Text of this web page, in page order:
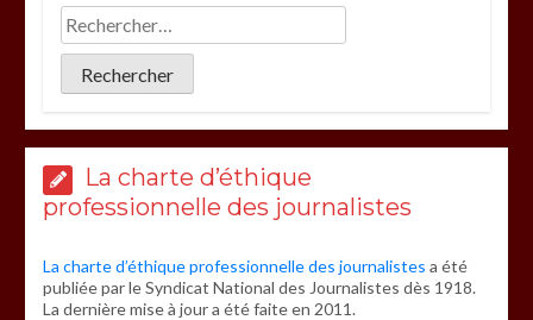
La charte d’éthique
professionnelle des journalistes
La charte d’éthique professionnelle des journalistes a été
publiée par le Syndicat National des Journalistes dès 1918.
La dernière mise à jour a été faite en 2011.